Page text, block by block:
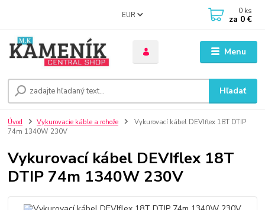
Menu
EUR
Hľadať
0 ks
za 0 €
Úvod Vykurovacie káble a rohože
Vykurovací kábel DEVIflex 18T DTIP
74m 1340W 230V
Vykurovací kábel DEVIflex 18T
DTIP 74m 1340W 230V